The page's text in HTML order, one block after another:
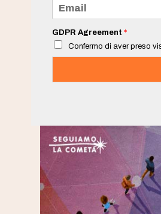
a
i
*
GDPR Agreement *
Confermo di aver preso